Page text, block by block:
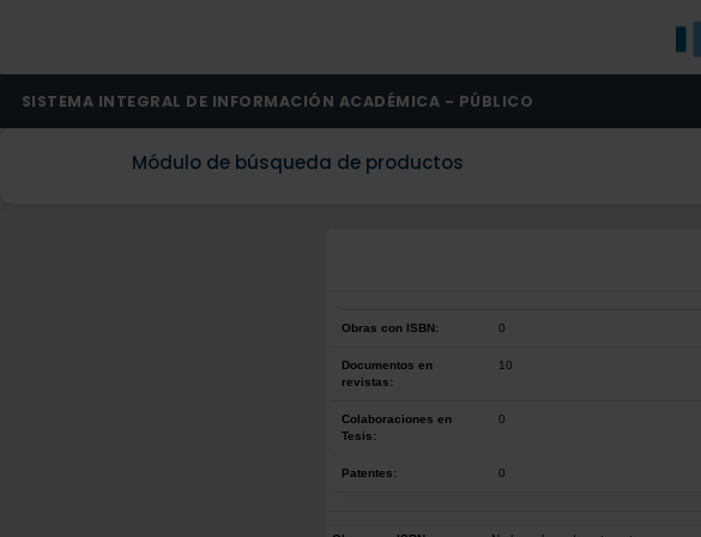
SISTEMA INTEGRAL DE INFORMACIÓN ACADÉMICA - PÚBLICO
Módulo de búsqueda de productos
Obras con ISBN: 0
Documentos en
revistas:
10
Colaboraciones en
Tesis:
0
Patentes: 0